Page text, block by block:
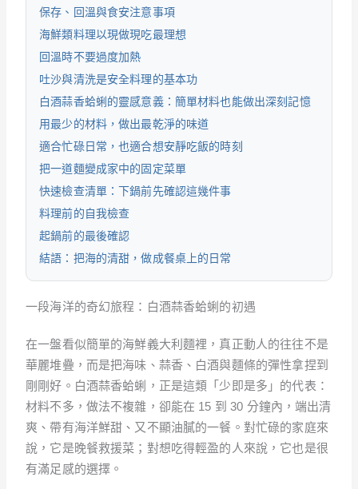
保存、回溫與食安注意事項
海鮮類料理以現做現吃最理想
回溫時不要過度加熱
吐沙與清洗是安全料理的基本功
白酒蒜香蛤蜊的靈感意義：簡單材料也能做出深刻記憶
用最少的材料，做出最乾淨的味道
適合忙碌日常，也適合想安靜吃飯的時刻
把一道麵變成家中的固定菜單
快速檢查清單：下鍋前先確認這幾件事
料理前的自我檢查
起鍋前的最後確認
結語：把海的清甜，做成餐桌上的日常
一段海洋的奇幻旅程：白酒蒜香蛤蜊的初遇
在一盤看似簡單的海鮮義大利麵裡，真正動人的往往不是
華麗堆疊，而是把海味、蒜香、白酒與麵條的彈性拿捏到
剛剛好。白酒蒜香蛤蜊，正是這類「少即是多」的代表：
材料不多，做法不複雜，卻能在 15 到 30 分鐘內，端出清
爽、帶有海洋鮮甜、又不顯油膩的一餐。對忙碌的家庭來
說，它是晚餐救援菜；對想吃得輕盈的人來說，它也是很
有滿足感的選擇。